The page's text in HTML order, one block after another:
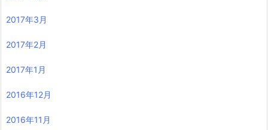
2017年3月
2017年2月
2017年1月
2016年12月
2016年11月